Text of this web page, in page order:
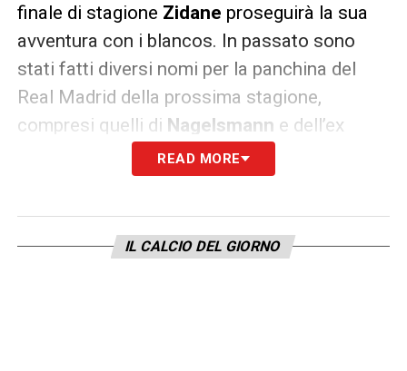
finale di stagione Zidane proseguirà la sua
avventura con i blancos. In passato sono
stati fatti diversi nomi per la panchina del
Real Madrid della prossima stagione,
compresi quelli di Nagelsmann e dell’ex
, ma ora i fantasmi sembrano
allontanarsi definitivamente.
campionato e di una bruttissima prestazione
READ MORE
IL CALCIO DEL GIORNO